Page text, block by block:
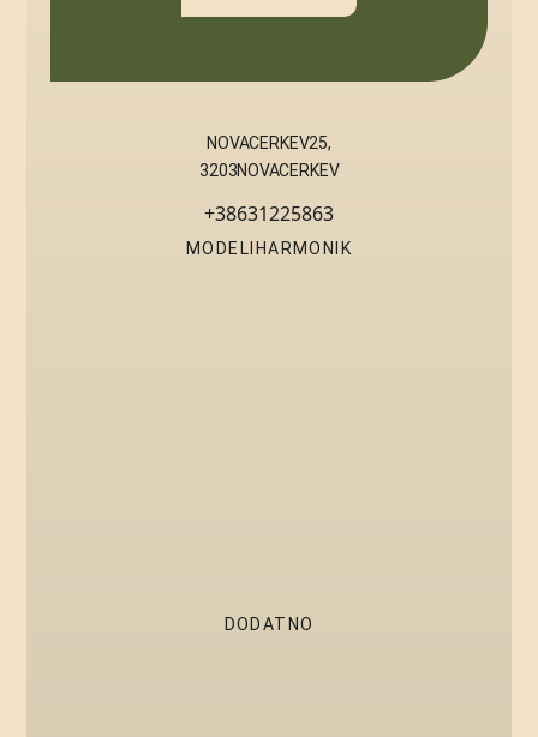
NOVA CERKEV 25,
3203 NOVA CERKEV
+386 31 225 863
MODELI HARMONIK
DODATNO